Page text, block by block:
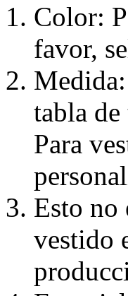
Color:
favor,
tabla
Para
Esto no
vestido